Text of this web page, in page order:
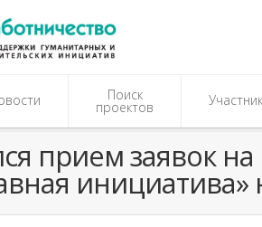
Поиск
проектов
прием заявок
инициатива»